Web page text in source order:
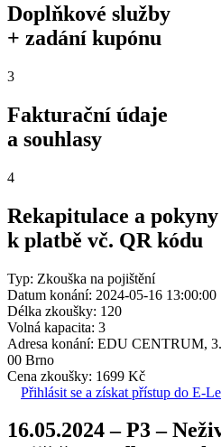
Doplňkové služby
+ zadání kupónu
3
Fakturační údaje
a souhlasy
4
Rekapitulace a pokyny
k platbě vč. QR kódu
Typ: Zkouška na pojištění
Datum konání: 2024-05-16 13:00:00
Délka zkoušky: 120
Volná kapacita: 3
Adresa konání: EDU CENTRUM,
00 Brno
Cena zkoušky: 1699 Kč
Přihlásit se a získat přístup do E-
16.05.2024 – P3 –